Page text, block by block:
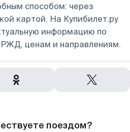
способом: через
картой. На Купибилет.ру
информацию по
ценам и направлениям.
поездом?